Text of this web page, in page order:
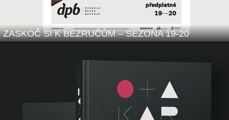
ZASKOČ SI K BEZRUČŮM – SEZONA 19-20